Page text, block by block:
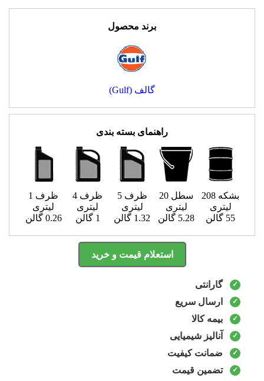
برند محصول
گالف (Gulf)
راهنمای بسته بندی
بشکه 208
لیتری
55 گالن
سطل 20
لیتری
5.28 گالن
ظرف 5
لیتری
1.32 گالن
ظرف 4
لیتری
1 گالن
ظرف 1
لیتری
0.26 گالن
استعلام قیمت و خرید
گارانتی
ارسال سریع
بیمه کالا
آنالیز شیمیایی
ضمانت کیفیت
تضمین قیمت